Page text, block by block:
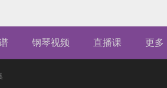
钢琴视频 直播课 更多